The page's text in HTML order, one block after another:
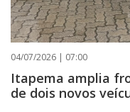
04/07/2026 | 07:00
Itapema amplia
de dois novos